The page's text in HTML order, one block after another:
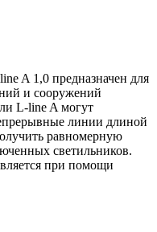
A 1,0 предназначен для
и сооружений
L-line A могут
линии длиной
равномерную
светильников.
при помощи